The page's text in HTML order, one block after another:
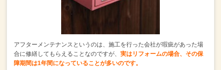
アフターメンテナンスというのは、施工を行った会社が瑕疵があった場
合に修繕してもらえることなのですが、 実はリフォームの場合、その保
障期間は1年間になっていることが多いのです。